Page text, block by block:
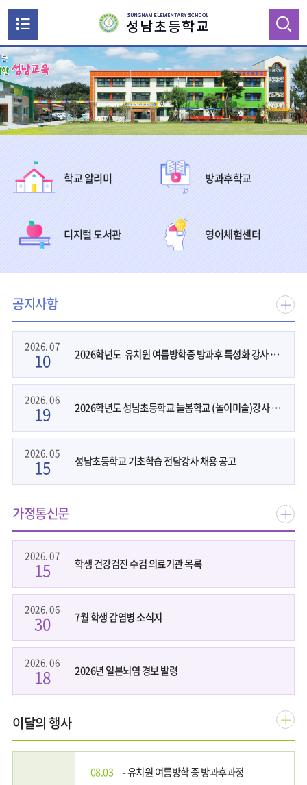
뉴
열
기
검색
통
합
검
색
닫
학교 알리미 방과후학교
디지털 도서관 영어체험센터
공지사항
2026. 07
10 2026학년도 유치원 여름방학중 방과후 특성화 강사 채용 공고
2026. 06
19 2026학년도 성남초등학교 늘봄학교 (놀이미술)강사 채용
2026. 05
15 성남초등학교 기초학습 전담강사 채용 공고
공
지
더
가정통신문
2026. 07
15 학생 건강검진 수검 의료기관 목록
2026. 06
30 7월 학생 감염병 소식지
2026. 06
18 2026년 일본뇌염 경보 발령
가
정
문
기
이달의 행사
08.03
- 유치원 여름방학 중 방과후과정
행
사
일